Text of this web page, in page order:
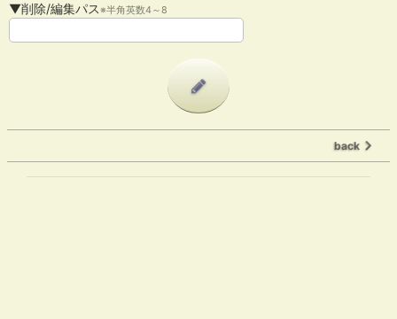
▼削除/編集パス※半角英数4～8
back